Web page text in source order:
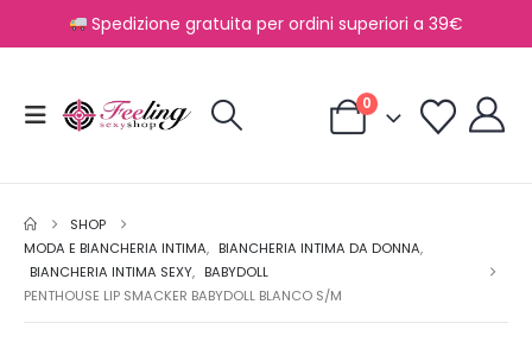
Spedizione gratuita per ordini superiori a 39€
0
SHOP
MODA E BIANCHERIA INTIMA, BIANCHERIA INTIMA DA DONNA,
BIANCHERIA INTIMA SEXY, BABYDOLL
PENTHOUSE LIP SMACKER BABYDOLL BLANCO S/M